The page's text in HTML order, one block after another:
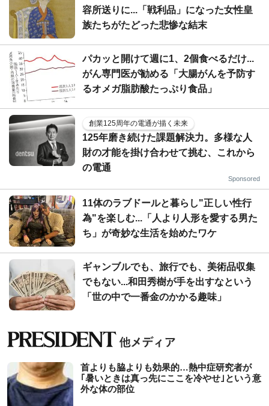
容所送りに...「戦利品」になった女性皇
族たちがたどった悲惨な結末
パカッと開けて週に1、2個食べるだけ...
がん専門医が勧める「大腸がんを予防す
るオメガ脂肪酸たっぷり食品」
創業125周年の電通が描く未来
125年磨き続けた課題解決力。多様な人
財の才能を掛け合わせて挑む、これから
の電通
Sponsored
11体のラブドールと暮らし"正しい性行
為"を楽しむ...「人より人形を愛する男た
ち」が奇妙な生活を始めたワケ
ギャンブルでも、旅行でも、美術品収集
でもない...和田秀樹が手を出すなという
「世の中で一番金のかかる趣味」
首よりも脇よりも効果的…熱中症研究者が
｢暑いときは真っ先にここを冷やせ｣という意
外な体の部位